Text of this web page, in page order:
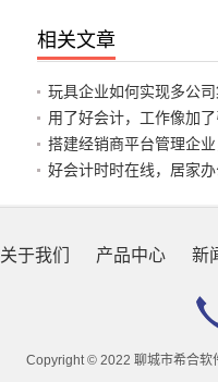
相关文章
玩具企业如何实现多公司
用了好会计，工作像加
搭建经销商平台管理企
好会计时时在线，居家
关于我们 产品中心 新
Copyright © 2022 聊城市希合软